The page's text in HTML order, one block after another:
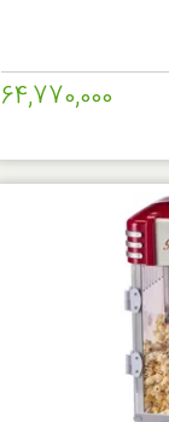
64,770,000